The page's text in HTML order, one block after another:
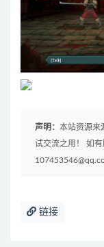
声明： 本站资源来
试交流之用！ 如
链接